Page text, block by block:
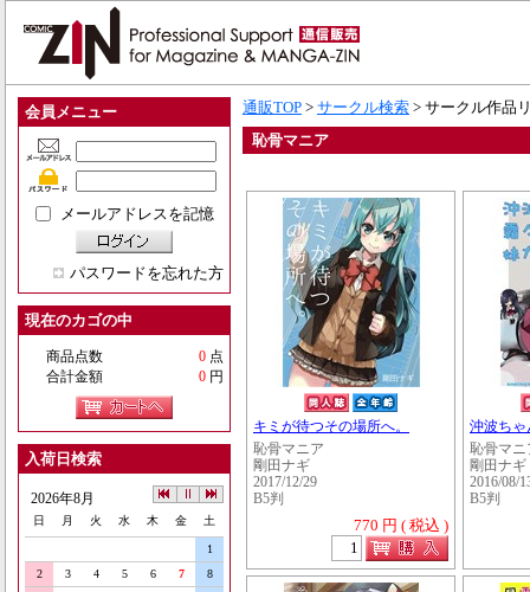
会員メニュー
メールアドレスを記憶
パスワードを忘れた方
現在のカゴの中
商品点数 0 点
合計金額
0 円
入荷日検索
2026年8月
日 月 火 水 木 金 土
1
2
3 4 5 6 7
8
通販TOP > サークル検索 > サークル作品
恥骨マニア
キミが待つその場所へ。
恥骨マニア
剛田ナギ
2017/12/29
B5判
770 円 ( 税込 )
沖波ちゃ
恥骨マニ
剛田ナギ
2016/08/
B5判